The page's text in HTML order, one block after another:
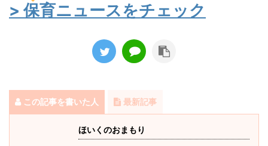
> 保育ニュースをチェック
この記事を書いた人 最新記事
ほいくのおまもり